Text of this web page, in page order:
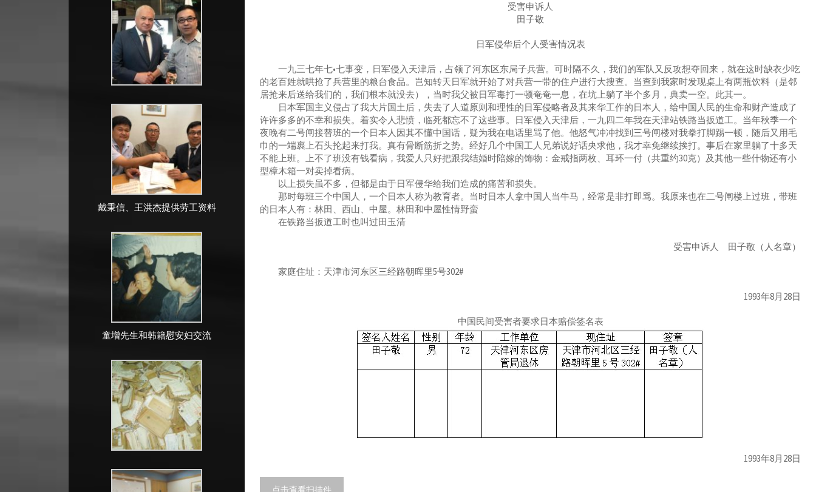
戴秉信、王洪杰提供劳工资料
童增先生和韩籍慰安妇交流
受害申诉人
田子敬
日军侵华后个人受害情况表
一九三七年七•七事变，日军侵入天津后，占领了河东区东局子兵营。可时隔不久，我们的军队又反攻想夺回来，就在这时缺衣少吃
的老百姓就哄抢了兵营里的粮台食品。岂知转天日军就开始了对兵营一带的住户进行大搜查。当查到我家时发现桌上有两瓶饮料（是邻
居抢来后送给我们的，我们根本就没去），当时我父被日军毒打一顿奄奄一息，在坑上躺了半个多月，典卖一空。此其一。
日本军国主义侵占了我大片国土后，失去了人道原则和理性的日军侵略者及其来华工作的日本人，给中国人民的生命和财产造成了
许许多多的不幸和损失。着实令人悲愤，临死都忘不了这些事。日军侵入天津后，一九四二年我在天津站铁路当扳道工。当年秋季一个
夜晚有二号闸接替班的一个日本人因其不懂中国话，疑为我在电话里骂了他。他怒气冲冲找到三号闸楼对我拳打脚踢一顿，随后又用毛
巾的一端裹上石头抡起来打我。真有骨断筋折之势。经好几个中国工人兄弟说好话央求他，我才幸免继续挨打。事后在家里躺了十多天
不能上班。上不了班没有钱看病，我爱人只好把跟我结婚时陪嫁的饰物：金戒指两枚、耳环一付（共重约30克）及其他一些什物还有小
型樟木箱一对卖掉看病。
以上损失虽不多，但都是由于日军侵华给我们造成的痛苦和损失。
那时每班三个中国人，一个日本人称为教育者。当时日本人拿中国人当牛马，经常是非打即骂。我原来也在二号闸楼上过班，带班
的日本人有：林田、西山、中屋。林田和中屋性情野蛮
在铁路当扳道工时也叫过田玉清
受害申诉人 田子敬（人名章）
家庭住址：天津市河东区三经路朝晖里5号302#
1993年8月28日
中国民间受害者要求日本赔偿签名表
1993年8月28日